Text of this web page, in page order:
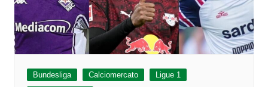
Bundesliga Calciomercato
Ligue 1